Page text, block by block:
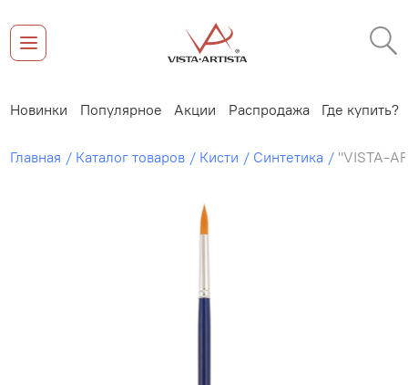
Новинки Популярное Акции Распродажа Где купить?
Главная Каталог товаров Кисти Синтетика "VISTA-